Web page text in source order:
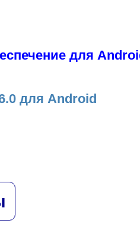
для
для Android